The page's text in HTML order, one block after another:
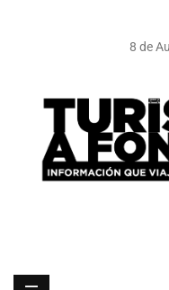
8 de